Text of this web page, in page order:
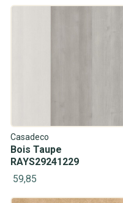
Casadeco
Bois Taupe
RAYS29241229
59,85